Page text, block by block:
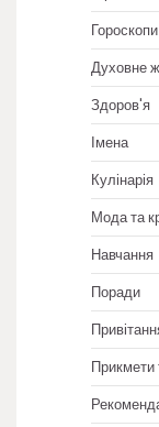
Гороскопи
Духовне
Здоров'я
Імена
Кулінарія
Мода та
Навчання
Поради
Прикмети